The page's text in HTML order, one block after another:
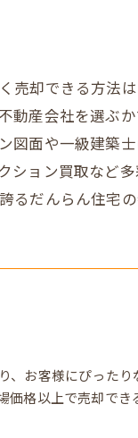
却できる方法
産会社を選ぶ
面や一級建築
ョン買取など
だんらん住宅
、お客様にぴった
格以上で売却でき